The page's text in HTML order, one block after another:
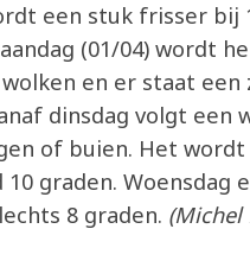
een stuk frisser bij
(01/04) wordt
en er staat
dinsdag volgt een
of buien. Het wordt
graden. Woensdag
8 graden. (Michel